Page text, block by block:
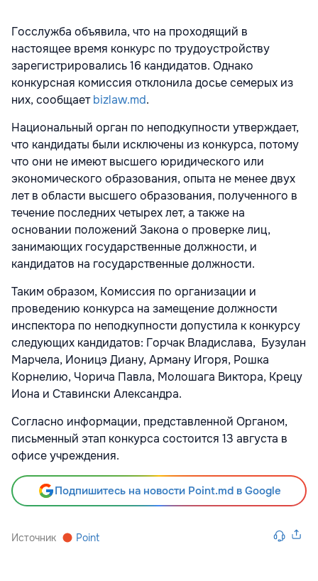
Госслужба объявила, что на проходящий в
настоящее время конкурс по трудоустройству
зарегистрировались 16 кандидатов. Однако
конкурсная комиссия отклонила досье семерых из
них, сообщаетbizlaw.md.
Национальный орган по неподкупности утверждает,
что кандидаты были исключены из конкурса, потому
что они не имеют высшего юридического или
экономического образования, опыта не менее двух
лет в области высшего образования, полученного в
течение последних четырех лет, а также на
основании положений Закона о проверке лиц,
занимающих государственные должности, и
кандидатов на государственные должности.
Таким образом, Комиссия по организации и
проведению конкурса на замещение должности
инспектора по неподкупности допустила к конкурсу
следующих кандидатов: Горчак Владислава, Бузулан
Марчела, Ионицэ Диану, Арману Игоря, Рошка
Корнелию, Чорича Павла, Молошага Виктора, Крецу
Иона и Ставински Александра.
Согласно информации, представленной Органом,
письменный этап конкурса состоится 13 августа в
офисе учреждения.
Подпишитесь на новости Point.md в Google
Источник Point